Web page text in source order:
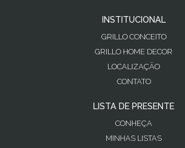
INSTITUCIONAL
GRILLO CONCEITO
GRILLO HOME DECOR
LOCALIZAÇÃO
CONTATO
LISTA DE PRESENTE
CONHEÇA
MINHAS LISTAS